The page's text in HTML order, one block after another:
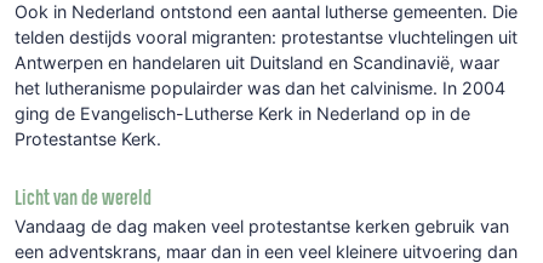
Ook in Nederland ontstond een aantal lutherse gemeenten. Die
telden destijds vooral migranten: protestantse vluchtelingen uit
Antwerpen en handelaren uit Duitsland en Scandinavië, waar
het lutheranisme populairder was dan het calvinisme. In 2004
ging de Evangelisch-Lutherse Kerk in Nederland op in de
Protestantse Kerk.
Licht van de wereld
Vandaag de dag maken veel protestantse kerken gebruik van
een adventskrans, maar dan in een veel kleinere uitvoering dan